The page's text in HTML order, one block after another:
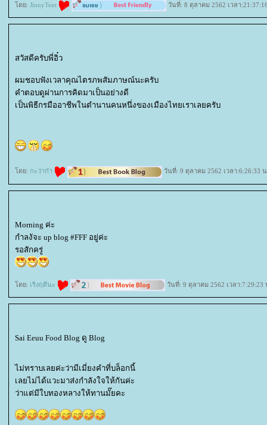
ดย: JinnyTent วันที่: 8 ตุลาคม 2562 เวลา
สวัสดีครับพี่อิ๋ว
ผมชอบฟังเวลาคุณไตรภพสัมภาษณ์นะครับ
คำตอบดูผ่านการคิดมาเป็นอย่างดี
เป็นพิธีกรมืออาชีพในตำนานคนหนึ่งของเมืองไทยเราเลยครับ
ดย: กะว่าก๋า วันที่: 9 ตุลาคม 2562 เวลา:6:26:33
Morning ค่ะ
กำลงัจะ up blog #FFF อยู่ค่ะ
รอสักครู่
ดย: เริงฤดีนะ วันที่: 9 ตุลาคม 2562 เวลา:7:29:23
Sai Eeuu Food Blog ดู Blog
ไม่ทราบเลยค่ะว่ามีเมี่ยงคำที่บล็อกนี้
เลยไม่ได้แวะมาส่งกำลังใจให้กันค่ะ
ว่าแต่มีใบทองหลางให้ทานมั๊ยคะ